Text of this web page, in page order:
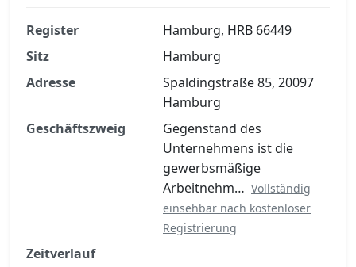
Finanzkennzahlen nach kostenloser
Registrierung verfügbar
Jetzt kostenlos registrieren
Register
Hamburg, HRB 66449
Sitz
Hamburg
Adresse
Spaldingstraße 85, 20097
Hamburg
Geschäftszweig
Gegenstand des
Unternehmens ist die
gewerbsmäßige
Arbeitnehm… Vollständig
einsehbar nach kostenloser
Registrierung
Zeitverlauf